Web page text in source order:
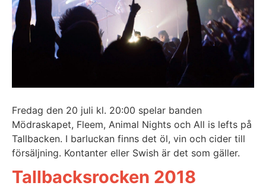
Fredag den 20 juli kl. 20:00 spelar banden
Mödraskapet, Fleem, Animal Nights och All is lefts på
Tallbacken. I barluckan finns det öl, vin och cider till
försäljning. Kontanter eller Swish är det som gäller.
Tallbacksrocken 2018